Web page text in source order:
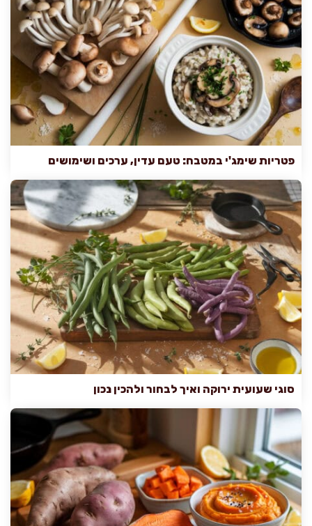
פטריות שימג'י במטבח: טעם עדין, ערכים ושימושים
סוגי שעועית ירוקה ואיך לבחור ולהכין נכון